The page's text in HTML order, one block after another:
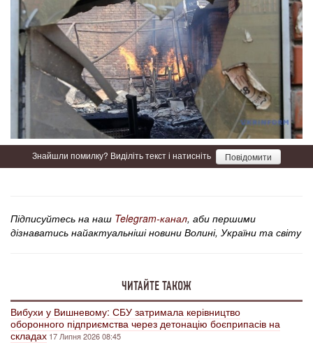
Знайшли помилку? Виділіть текст і натисніть Повідомити
Підписуйтесь на наш Telegram-канал, аби першими
дізнаватись найактуальніші новини Волині, України та світу
ЧИТАЙТЕ ТАКОЖ
Вибухи у Вишневому: СБУ затримала керівництво
оборонного підприємства через детонацію боєприпасів на
складах 17 Липня 2026 08:45